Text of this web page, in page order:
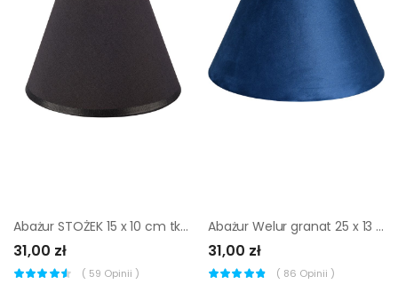
Abażur STOŻEK 15 x 10 cm tkanina czarno-złoty E14
31,00 zł
( 59 Opinii )
Abażur Welur granat 25 x 13 cm H15 Art Abażur
31,00 zł
( 86 Opinii )